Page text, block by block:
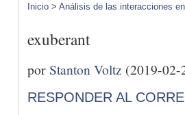
Inicio > Análisis de las interacciones
exuberant
porStanton Voltz (2019-02-
RESPONDER AL